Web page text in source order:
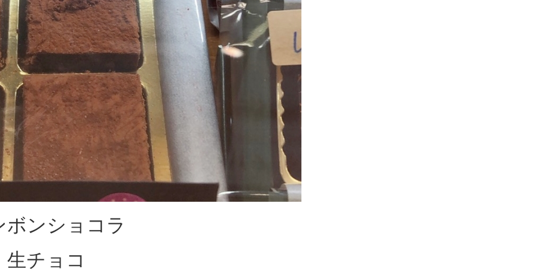
ボンショコラ
生チョコ